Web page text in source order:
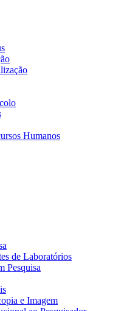
Humanos
de Laboratórios
Pesquisa
e Imagem